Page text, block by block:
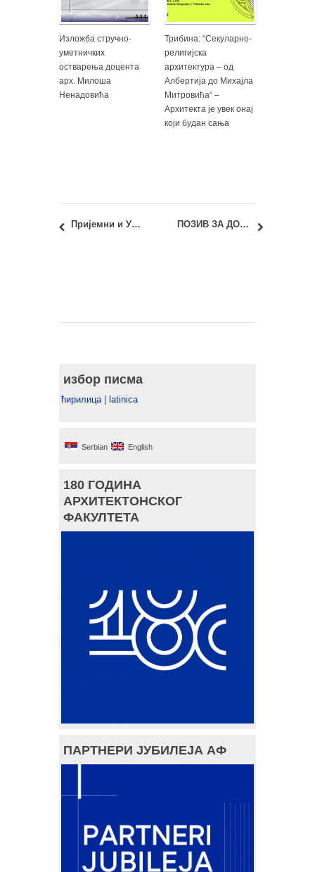
Изложба стручно-
уметничких
остварења доцента
арх. Милоша
Ненадовића
Трибина: “Секуларно-
религијска
архитектура – од
Албертија до Михајла
Митровића“ –
Архитекта је увек онај
који будан сања
Пријемни и Упис 2023: Мастер академске студије – листе пријављених кандидата ПОЗИВ ЗА ДОСТАВЉАЊЕ ИДЕЈНОГ РЕШЕЊА ЗНАКА (ЛОГОТИПА) АКРЕДИТАЦИОНОГ ТЕЛА СРБИЈЕ
избор писма
ћирилица latinica
Serbian English
180 ГОДИНА
АРХИТЕКТОНСКОГ
ФАКУЛТЕТА
ПАРТНЕРИ ЈУБИЛЕЈА АФ